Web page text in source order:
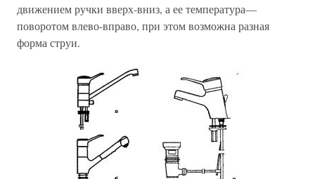
движением ручки вверх-вниз, а ее температура—
поворотом влево-вправо, при этом возможна разная
форма струи.